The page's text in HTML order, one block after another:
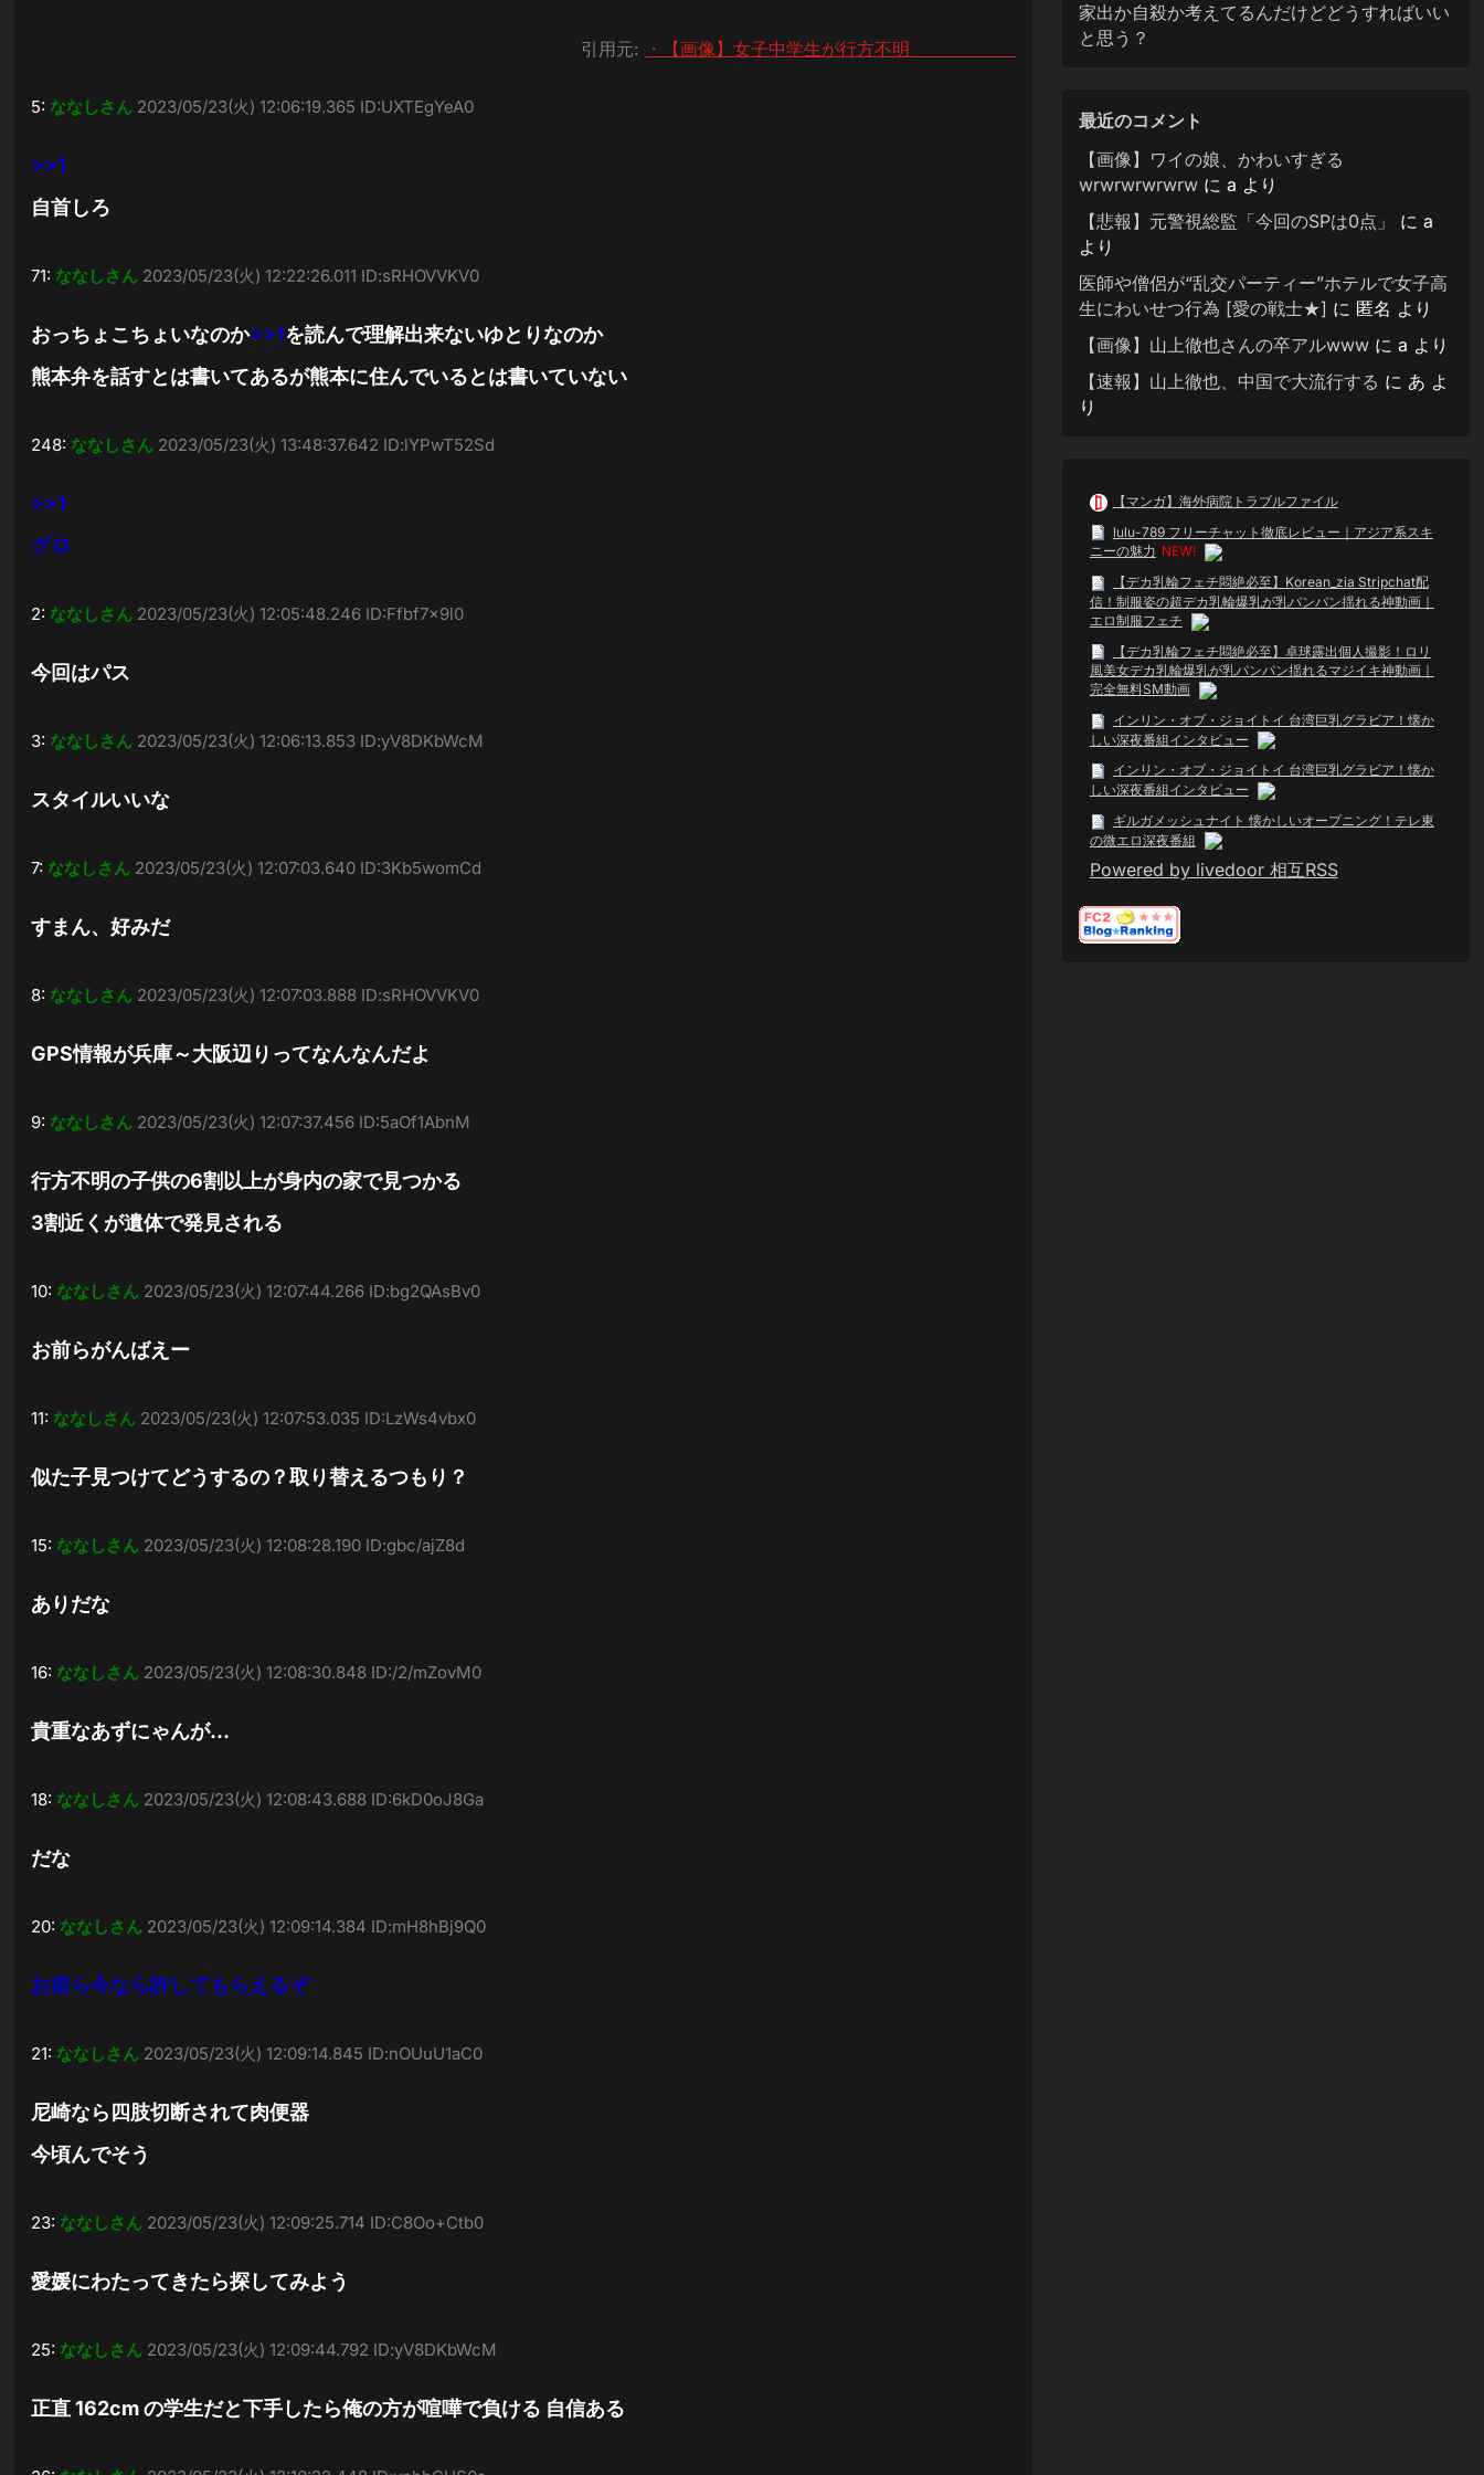
引用元: ・【画像】女子中学生が行方不明
5: ななしさん 2023/05/23(火) 12:06:19.365 ID:UXTEgYeA0
>>1
自首しろ
71: ななしさん 2023/05/23(火) 12:22:26.011 ID:sRHOVVKV0
おっちょこちょいなのか>>1を読んで理解出来ないゆとりなのか
熊本弁を話すとは書いてあるが熊本に住んでいるとは書いていない
248: ななしさん 2023/05/23(火) 13:48:37.642 ID:lYPwT52Sd
>>1
グロ
2: ななしさん 2023/05/23(火) 12:05:48.246 ID:Ffbf7x9l0
今回はパス
3: ななしさん 2023/05/23(火) 12:06:13.853 ID:yV8DKbWcM
スタイルいいな
7: ななしさん 2023/05/23(火) 12:07:03.640 ID:3Kb5womCd
すまん、好みだ
8: ななしさん 2023/05/23(火) 12:07:03.888 ID:sRHOVVKV0
GPS情報が兵庫～大阪辺りってなんなんだよ
9: ななしさん 2023/05/23(火) 12:07:37.456 ID:5aOf1AbnM
行方不明の子供の6割以上が身内の家で見つかる
3割近くが遺体で発見される
10: ななしさん 2023/05/23(火) 12:07:44.266 ID:bg2QAsBv0
お前らがんばえー
11: ななしさん 2023/05/23(火) 12:07:53.035 ID:LzWs4vbx0
似た子見つけてどうするの？取り替えるつもり？
15: ななしさん 2023/05/23(火) 12:08:28.190 ID:gbc/ajZ8d
ありだな
16: ななしさん 2023/05/23(火) 12:08:30.848 ID:/2/mZovM0
貴重なあずにゃんが…
18: ななしさん 2023/05/23(火) 12:08:43.688 ID:6kD0oJ8Ga
だな
20: ななしさん 2023/05/23(火) 12:09:14.384 ID:mH8hBj9Q0
お前ら今なら許してもらえるぞ
21: ななしさん 2023/05/23(火) 12:09:14.845 ID:nOUuU1aC0
尼崎なら四肢切断されて肉便器
今頃んでそう
23: ななしさん 2023/05/23(火) 12:09:25.714 ID:C8Oo+Ctb0
愛媛にわたってきたら探してみよう
25: ななしさん 2023/05/23(火) 12:09:44.792 ID:yV8DKbWcM
正直 162cm の学生だと下手したら俺の方が喧嘩で負ける 自信ある
家出か自殺か考えてるんだけどどうすればいい
と思う？
最近のコメント
【画像】ワイの娘、かわいすぎる
wrwrwrwrwrwに a より
【悲報】元警視総監「今回のSPは0点」
に a
より
医師や僧侶が“乱交パーティー”ホテルで女子高
生にわいせつ行為 [愛の戦士★] に 匿名 より
【画像】山上徹也さんの卒アルwwwに a より
【速報】山上徹也、中国で大流行する に あ よ
り
【マンガ】海外病院トラブルファイル
lulu-789 フリーチャット徹底レビュー｜アジア系スキ
ニーの魅力 NEW!
【デカ乳輪フェチ悶絶必至】Korean_zia Stripchat配
信！制服姿の超デカ乳輪爆乳が乳パンパン揺れる神動画｜
エロ制服フェチ
【デカ乳輪フェチ悶絶必至】卓球露出個人撮影！ロリ
風美女デカ乳輪爆乳が乳パンパン揺れるマジイキ神動画｜
完全無料SM動画
インリン・オブ・ジョイトイ 台湾巨乳グラビア！懐か
しい深夜番組インタビュー
インリン・オブ・ジョイトイ 台湾巨乳グラビア！懐か
しい深夜番組インタビュー
ギルガメッシュナイト 懐かしいオープニング！テレ東
の微エロ深夜番組
Powered by livedoor 相互RSS